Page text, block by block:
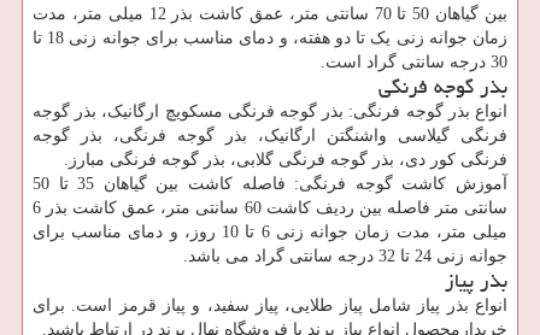
بین گیاهان 50 تا 70 سانتی متر، عمق کاشت بذر 12 میلی متر، مدت
زمان جوانه زنی یک تا دو هفته، و دمای مناسب برای جوانه زنی 18 تا
30 درجه سانتی گراد است.
بذر گوجه فرنگی
انواع بذر گوجه فرنگی: بذر گوجه فرنگی مسکویچ ارگانیک، بذر گوجه
فرنگی گیلاسی واشنگتن ارگانیک، بذر گوجه فرنگی، بذر گوجه
فرنگی کور دی، بذر گوجه فرنگی گلابی، بذر گوجه فرنگی مبارز.
آموزش کاشت گوجه فرنگی: فاصله کاشت بین گیاهان 35 تا 50
سانتی متر فاصله بین ردیف کاشت 60 سانتی متر، عمق کاشت بذر 6
میلی متر، مدت زمان جوانه زنی 6 تا 10 روز، و دمای مناسب برای
جوانه زنی 24 تا 32 درجه سانتی گراد می باشد.
بذر پیاز
انواع بذر پیاز شامل پیاز طلایی، پیاز سفید، و پیاز قرمز است. برای
خریدارمحصول انواع پیاز برند با فروشگاه نهال برند در ارتباط باشید.